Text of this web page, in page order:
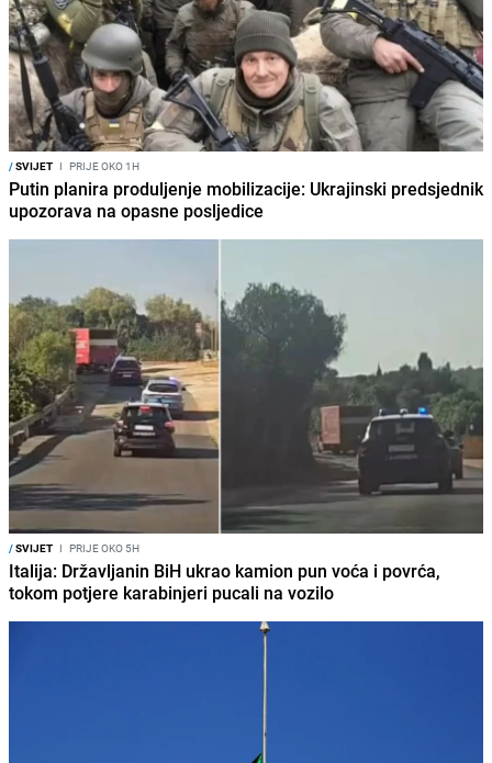
/SVIJET I PRIJE OKO 1H
Putin planira produljenje mobilizacije: Ukrajinski predsjednik
upozorava na opasne posljedice
/SVIJET I PRIJE OKO 5H
Italija: Državljanin BiH ukrao kamion pun voća i povrća,
tokom potjere karabinjeri pucali na vozilo